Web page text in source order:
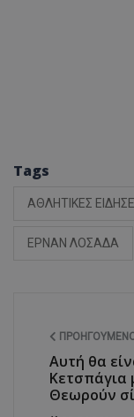
Tags
ΑΘΛΗΤΙΚΕΣ
ΕΡΝΑΝ ΛΟΣΑΔΑ
Αυτή θα
Κετσπάγια
Θεωρούν